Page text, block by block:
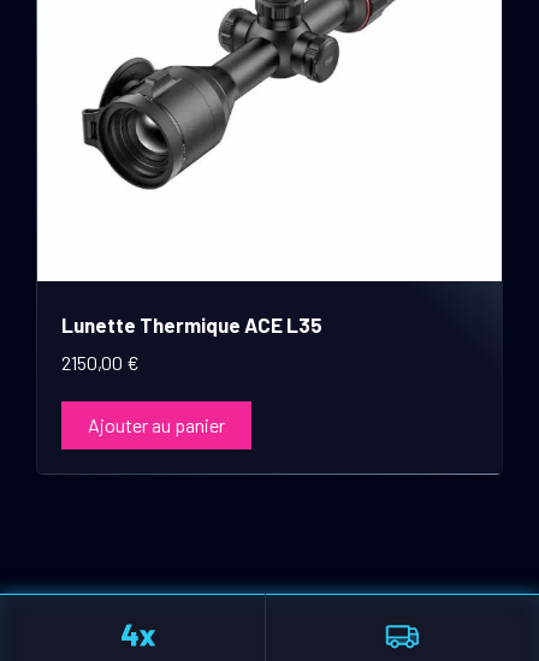
Lunette Thermique ACE L35
2150,00 €
Ajouter au panier